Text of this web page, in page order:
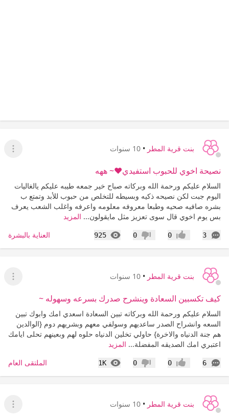
بنت قرية المطر • 10 سنوات
عرض
نصيحة اخوي للحبوب استفيدي❤~ ههه
السلام عليكم ورحمة الله وبركاته صباح خير جمعه طيبه عليكم يالغاليات
اليوم جبت لكن نصيحه ذكيه وبسيطه للتخلص من حبوب للأبد وتمتع ب
بشره صافيه صحيه وطبعا معروفه معلومه واعرفه واغلب الشعب يعرف
بس يوم اخوي قال سوى تعزيز مثل مايقولون... المزيد
3
التعليقات إعجاب0 عدم إعجاب
0
925
المشاهدات العناية بالبشرة
بنت قرية المطر • 10 سنوات
عرض
كيف تكسبين السعادة وينشرح صدرك بسرعه وسهوله ~
السلام عليكم ورحمة الله وبركاته تبين السعادة اسعدي امك وابوك تبين
السعه وانشراح الصدر ساعديهم وسولفي معهم وبشريهم دوم {الوالدين
هم جنة الدنياه والاخرة} حاولي تخلين الدنياه حلوه لهم وبعينهم تحلى ايامك
اعتبري امك الصديقه المفضلة... المزيد
6
التعليقات إعجاب0 عدم إعجاب
0
1K
المشاهدات الملتقى العام
بنت قرية المطر • 10 سنوات
عرض